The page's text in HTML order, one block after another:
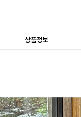
상품정보